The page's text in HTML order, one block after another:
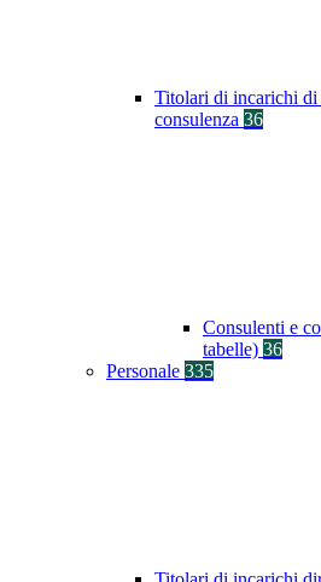
Titolari di incarichi di
consulenza 36
Consulenti e
tabelle) 36
Personale 335